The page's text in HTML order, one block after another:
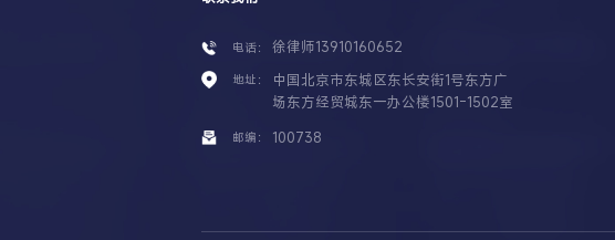
电话： 徐律师13910160652
地址：
中国北京市东城区东长安街1号东方广
场东方经贸城东一办公楼1501-1502室
邮编： 100738